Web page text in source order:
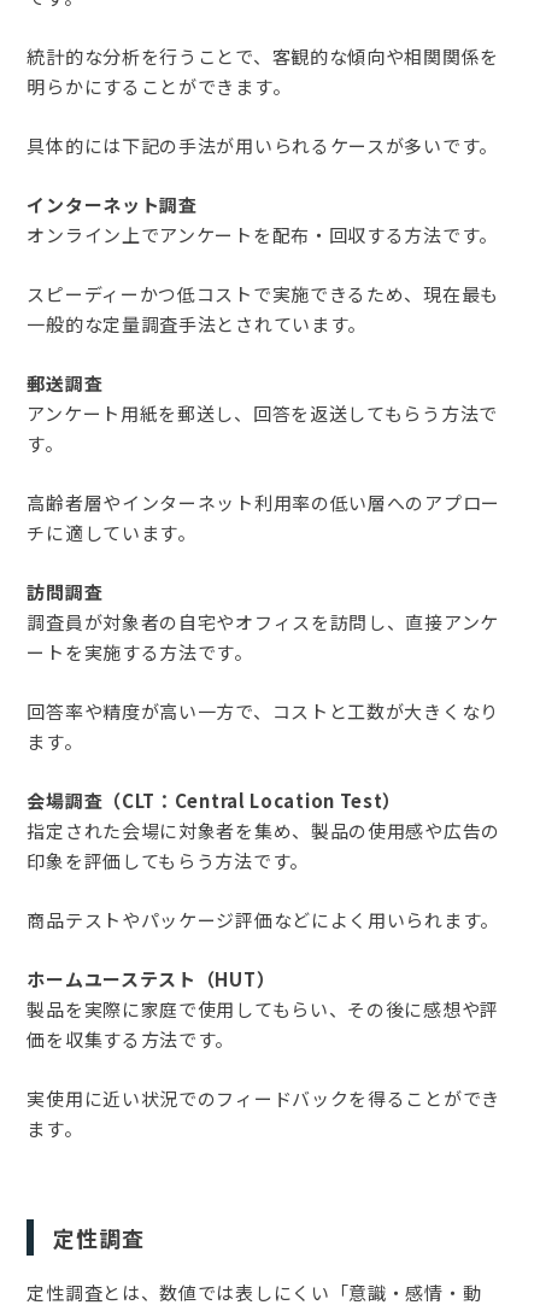
統計的な分析を行うことで、客観的な傾向や相関関係を
明らかにすることができます。
具体的には下記の手法が用いられるケースが多いです。
インターネット調査
オンライン上でアンケートを配布・回収する方法です。
スピーディーかつ低コストで実施できるため、現在最も
一般的な定量調査手法とされています。
郵送調査
アンケート用紙を郵送し、回答を返送してもらう方法で
す。
高齢者層やインターネット利用率の低い層へのアプロー
チに適しています。
訪問調査
調査員が対象者の自宅やオフィスを訪問し、直接アンケ
ートを実施する方法です。
回答率や精度が高い一方で、コストと工数が大きくなり
ます。
会場調査（CLT：Central Location Test）
指定された会場に対象者を集め、製品の使用感や広告の
印象を評価してもらう方法です。
商品テストやパッケージ評価などによく用いられます。
ホームユーステスト（HUT）
製品を実際に家庭で使用してもらい、その後に感想や評
価を収集する方法です。
実使用に近い状況でのフィードバックを得ることができ
ます。
定性調査
定性調査とは、数値では表しにくい「意識・感情・動